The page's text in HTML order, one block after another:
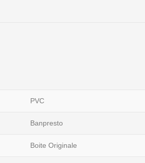
PVC
Banpresto
Boite Originale